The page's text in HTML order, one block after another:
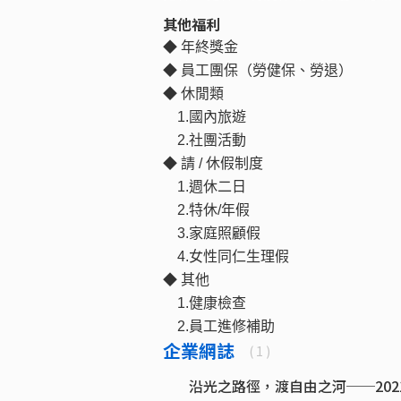
其他福利
◆ 年終獎金
◆ 員工團保（勞健保、勞退）
◆ 休閒類
1.國內旅遊
2.社團活動
◆ 請 / 休假制度
1.週休二日
2.特休/年假
3.家庭照顧假
4.女性同仁生理假
◆ 其他
1.健康檢查
2.員工進修補助
企業網誌 ( 1 )
沿光之路徑，渡自由之河